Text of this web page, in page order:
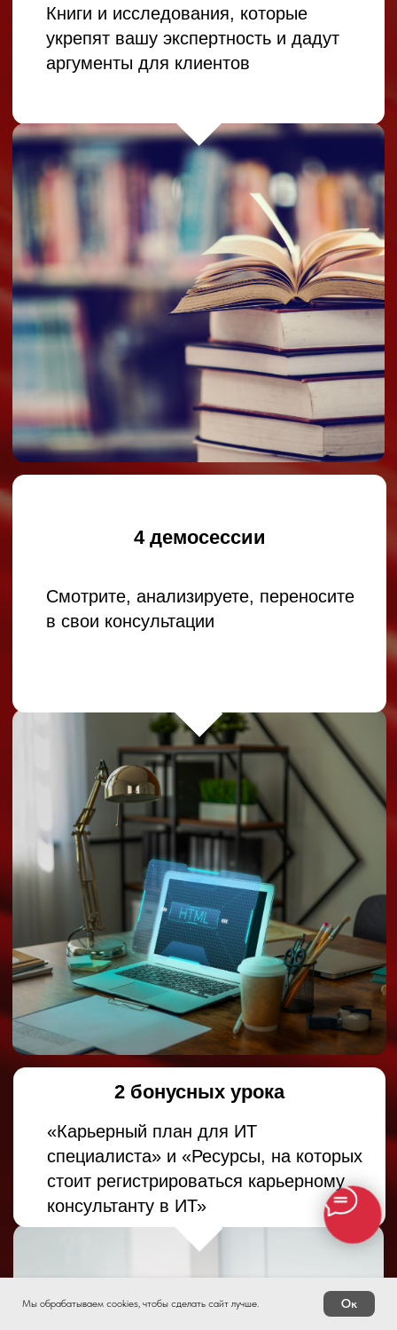
Дарья Портнова
Карьерный консультант,
выпусница ШКМ 28
Действующий системный
аналитик
Программный директор
курса «Профессия
Аналитик в IT»
от компании Naumen
Ментор women in tech
Автор tg-канала «Даша,
как попасть в IT?»
Lead / Head / C-level в IT и
digital, член Ассоциации
карьерных консультантов
Руководитель агентства
по подбору IT и digital-
специалистов
16+ лет в IT-менеджменте
(COO, Deputy CIO, Head
of PMO, Head of IT), 14+
лет в найме
тех.специалистов
Руководила крупнейшим в
мире проектом на SAP
CX Cloud
Автор и преподаватель
программ для IT-лидеров
(РБК, МИФ, Нетология,
РАНХиГС, МФТИ),
руководитель
«Управление проектами»
РУДН
Ментор в Mentor in Tech,
автор TG-канала «Юля, у
нас оффер!»
Мы обрабатываем cookies, чтобы сделать сайт лучше. Ок